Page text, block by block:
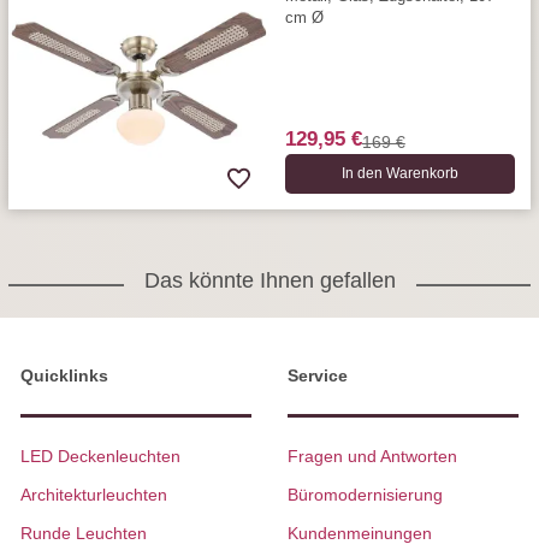
cm Ø
129,95 €169 €
In den Warenkorb
Das könnte Ihnen gefallen
Quicklinks
LED Deckenleuchten
Architekturleuchten
Runde Leuchten
Service
Fragen und Antworten
Büromodernisierung
Kundenmeinungen